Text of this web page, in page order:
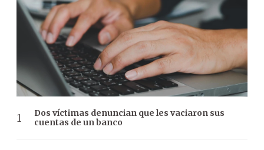
Dos víctimas denuncian que les vaciaron sus
cuentas de un banco